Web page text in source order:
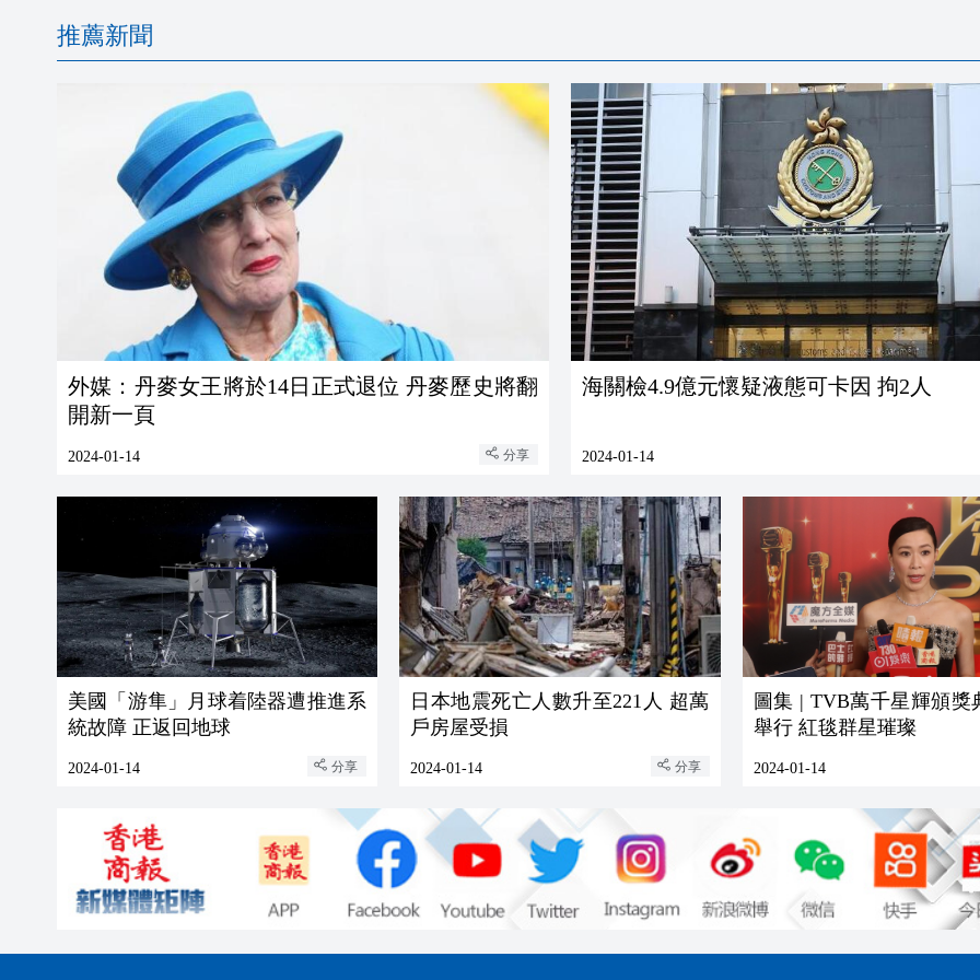
推薦新聞
外媒：丹麥女王將於14日正式退位 丹麥歷史將翻
開新一頁
2024-01-14 分享
海關檢4.9億元懷疑液態可卡因 拘2人
2024-01-14
美國「游隼」月球着陸器遭推進系
統故障 正返回地球
2024-01-14 分享
日本地震死亡人數升至221人 超萬
戶房屋受損
2024-01-14 分享
圖集 | TVB萬千星輝頒獎
舉行 紅毯群星璀璨
2024-01-14